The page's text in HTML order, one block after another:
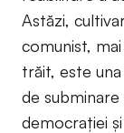
Astăzi,
comunist,
trăit, este
de
democrației